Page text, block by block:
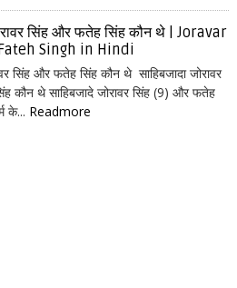
सिंह और फतेह सिंह कौन थे | Joravar
Singh in Hindi
सिंह और फतेह सिंह कौन थे साहिबजादा जोरावर
कौन थे साहिबजादे जोरावर सिंह (9) और फतेह
के... Readmore